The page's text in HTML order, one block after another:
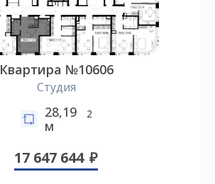
Квартира №10606
Студия
28,19
м
2
17 647 644